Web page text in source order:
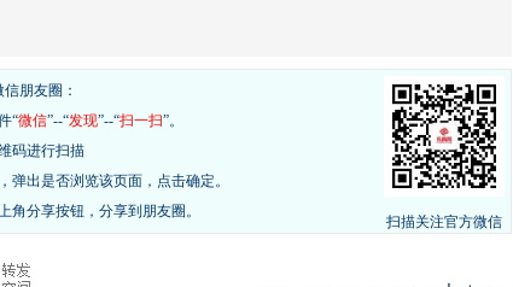
扫描关注官方微信
朋友圈：
“微信”--“发现”--“扫一扫”。
码进行扫描
弹出是否浏览该页面，点击确定。
角分享按钮，分享到朋友圈。